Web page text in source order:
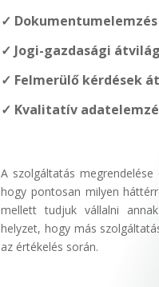
✓ Dokumentumelemzés
✓ Jogi-gazdasági
✓ Felmerülő kérdések
✓ Kvalitatív
A szolgáltatás
hogy pontosan milyen
mellett tudjuk vállalni
helyzet, hogy más
az értékelés során.